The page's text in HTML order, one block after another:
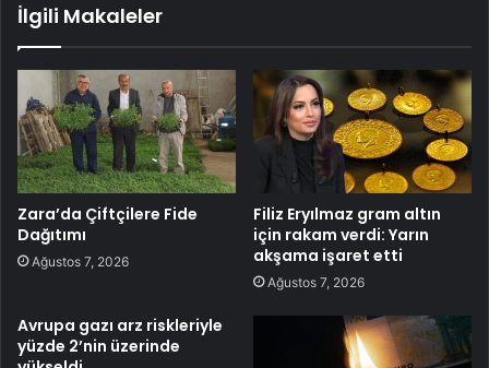
İlgili Makaleler
Zara’da Çiftçilere Fide
Dağıtımı
Ağustos 7, 2026
Filiz Eryılmaz gram altın
için rakam verdi: Yarın
akşama işaret etti
Ağustos 7, 2026
Avrupa gazı arz riskleriyle
yüzde 2’nin üzerinde